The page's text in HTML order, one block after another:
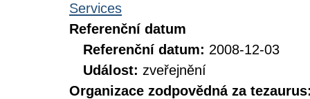
Services
Referenční datum
Referenční datum: 2008-12-03
Událost: zveřejnění
Organizace zodpovědná za